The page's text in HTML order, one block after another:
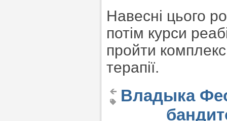
Навесні цього
потім курси
пройти комплекс
терапії.
Владыка